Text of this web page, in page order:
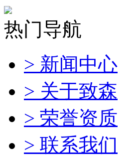
热门导航
> 新闻中心
> 关于致森
> 荣誉资质
> 联系我们